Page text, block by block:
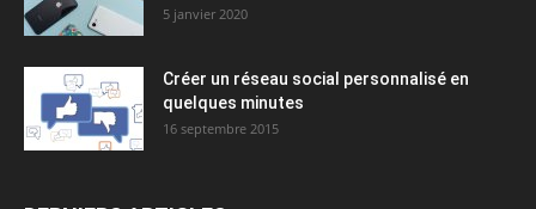
5 janvier 2020
Créer un réseau social personnalisé en
quelques minutes
16 septembre 2015